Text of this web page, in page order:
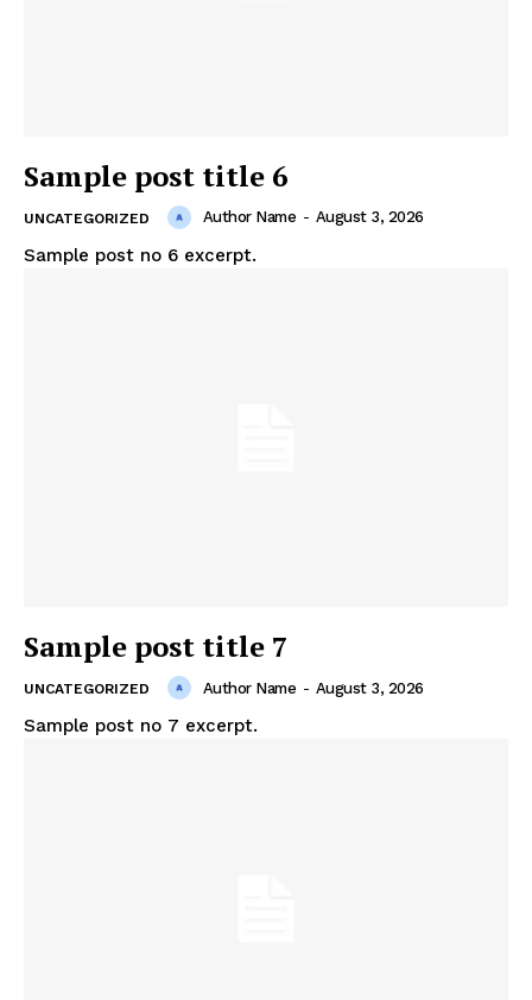
Sample post title 6
UNCATEGORIZED Author Name - August 3, 2026
Sample post no 6 excerpt.
Sample post title 7
UNCATEGORIZED Author Name - August 3, 2026
Sample post no 7 excerpt.